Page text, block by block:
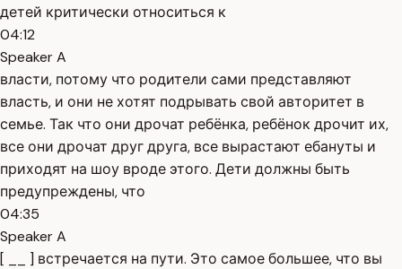
детей критически относиться к
04:12
Speaker A
власти, потому что родители сами представляют
власть, и они не хотят подрывать свой авторитет в
семье. Так что они дрочат ребёнка, ребёнок дрочит их,
все они дрочат друг друга, все вырастают ебануты и
приходят на шоу вроде этого. Дети должны быть
предупреждены, что
04:35
Speaker A
[ __ ] встречается на пути. Это самое большее, что вы